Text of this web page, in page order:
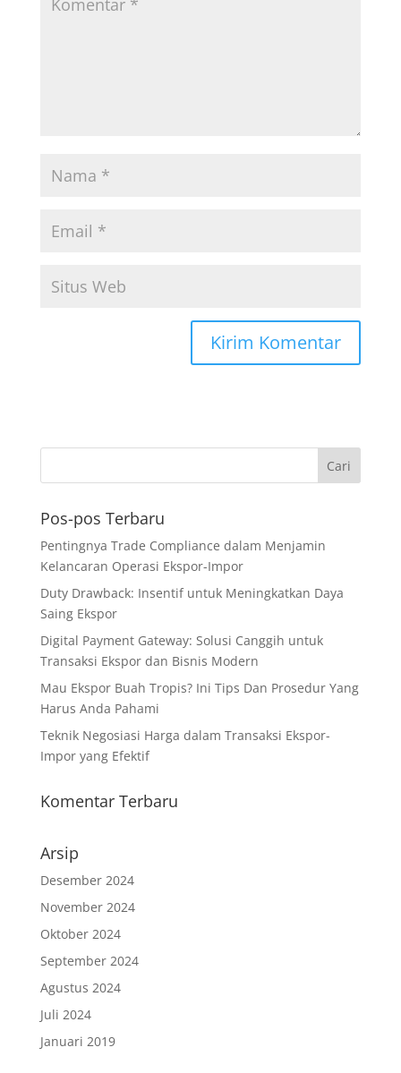
Pos-pos Terbaru
Pentingnya Trade Compliance dalam Menjamin
Kelancaran Operasi Ekspor-Impor
Duty Drawback: Insentif untuk Meningkatkan Daya
Saing Ekspor
Digital Payment Gateway: Solusi Canggih untuk
Transaksi Ekspor dan Bisnis Modern
Mau Ekspor Buah Tropis? Ini Tips Dan Prosedur Yang
Harus Anda Pahami
Teknik Negosiasi Harga dalam Transaksi Ekspor-
Impor yang Efektif
Komentar Terbaru
Arsip
Desember 2024
November 2024
Oktober 2024
September 2024
Agustus 2024
Juli 2024
Januari 2019